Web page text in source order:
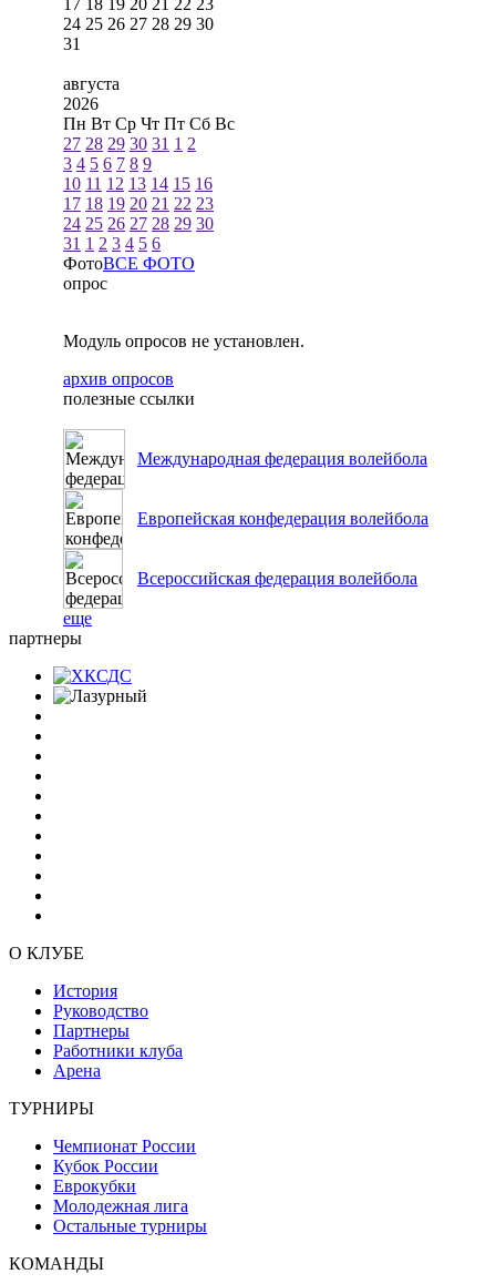
17 18 19 20 21 22 23
24 25 26 27 28 29 30
31
августа
2026
Пн Вт Ср Чт Пт Сб Вс
27 28 29 30 31 1 2
3 4 5 6 7 8 9
10 11 12 13 14 15 16
17 18 19 20 21 22 23
24 25 26 27 28 29 30
31 1 2 3 4 5 6
ФотоВСЕ ФОТО
опрос
Модуль опросов не установлен.
архив опросов
полезные ссылки
Международная федерация волейбола
Европейская конфедерация волейбола
Всероссийская федерация волейбола
еще
партнеры
О КЛУБЕ
История
Руководство
Партнеры
Работники клуба
Арена
ТУРНИРЫ
Чемпионат России
Кубок России
Еврокубки
Молодежная лига
Остальные турниры
КОМАНДЫ